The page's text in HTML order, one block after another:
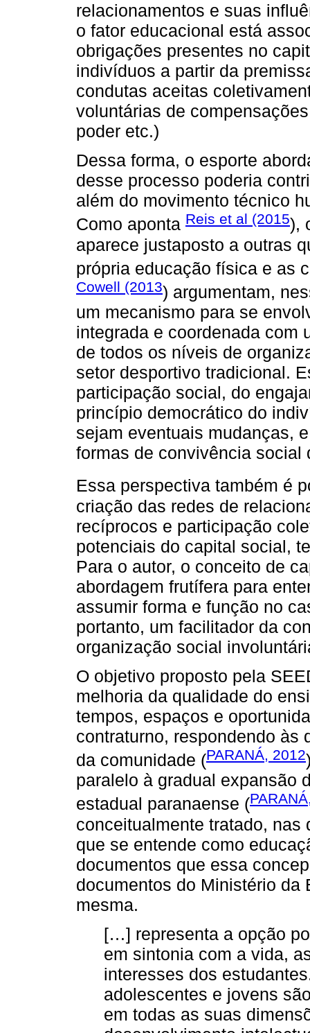
relacionamentos e suas
o fator educacional está
obrigações presentes no
indivíduos a partir da
condutas aceitas
voluntárias de
poder etc.)
Dessa forma, o esporte
desse processo poderia
além do movimento técnico
Como aponta Reis et al (2015),
aparece justaposto a outras
própria educação física e as
Cowell (2013) argumentam,
um mecanismo para se
integrada e coordenada com
de todos os níveis de
setor desportivo tradicional.
participação social, do
princípio democrático do
sejam eventuais mudanças,
formas de convivência
Essa perspectiva também é
criação das redes de
recíprocos e participação
potenciais do capital social,
Para o autor, o conceito de
abordagem frutífera para
assumir forma e função no
portanto, um facilitador da
organização social
O objetivo proposto pela
melhoria da qualidade do
tempos, espaços e
contraturno, respondendo às
da comunidade (PARANÁ, 2012
paralelo à gradual expansão
estadual paranaense (
conceitualmente tratado, nas
que se entende como
documentos que essa
documentos do Ministério da
mesma.
[…] representa a opção
em sintonia com a vida,
interesses dos
adolescentes e jovens
em todas as suas